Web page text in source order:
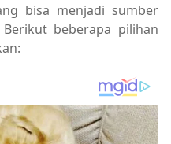
bisa menjadi sumber
beberapa pilihan